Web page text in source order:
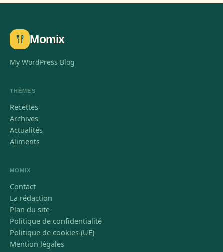
Momix
My WordPress Blog
THÈMES
Recettes
Archives
Actualités
Aliments
MOMIX
Contact
La rédaction
Plan du site
Politique de confidentialité
Politique de cookies (UE)
Mention légales